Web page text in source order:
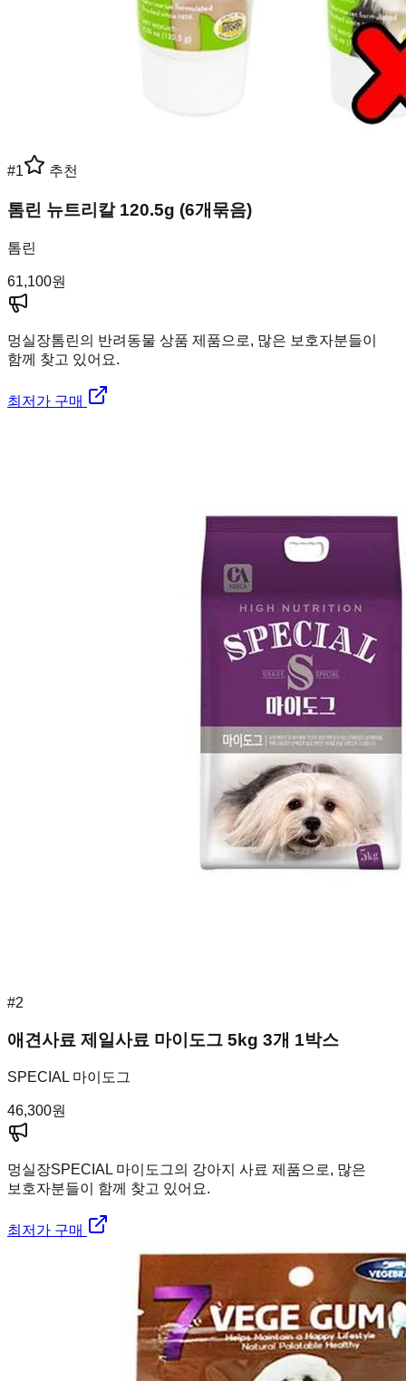
#1 추천
톰린 뉴트리칼 120.5g (6개묶음)
톰린
61,100원
멍실장톰린의 반려동물 상품 제품으로, 많은 보호자분들이
함께 찾고 있어요.
최저가 구매
#2
애견사료 제일사료 마이도그 5kg 3개 1박스
SPECIAL 마이도그
46,300원
멍실장SPECIAL 마이도그의 강아지 사료 제품으로, 많은
보호자분들이 함께 찾고 있어요.
최저가 구매